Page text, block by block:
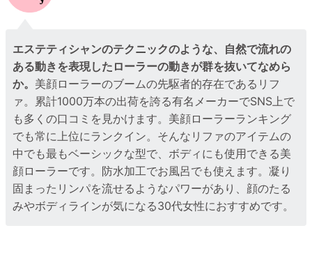
エステティシャンのテクニックのような、自然で流れの
ある動きを表現したローラーの動きが群を抜いてなめら
か。 美顔ローラーのブームの先駆者的存在であるリフ
ァ。累計1000万本の出荷を誇る有名メーカーでSNS上で
も多くの口コミを見かけます。美顔ローラーランキング
でも常に上位にランクイン。そんなリファのアイテムの
中でも最もベーシックな型で、ボディにも使用できる美
顔ローラーです。防水加工でお風呂でも使えます。凝り
固まったリンパを流せるようなパワーがあり、顔のたる
みやボディラインが気になる30代女性におすすめです。